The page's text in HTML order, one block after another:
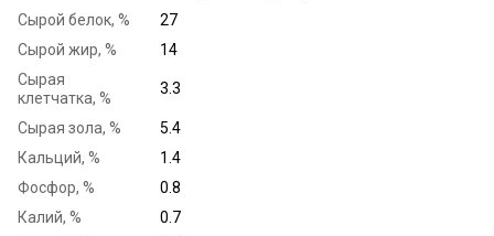
Сырой белок, %
27
Сырой жир, %
14
Сырая
клетчатка, %
3.3
Сырая зола, %
5.4
Кальций, %
1.4
Фосфор, %
0.8
Калий, %
0.7